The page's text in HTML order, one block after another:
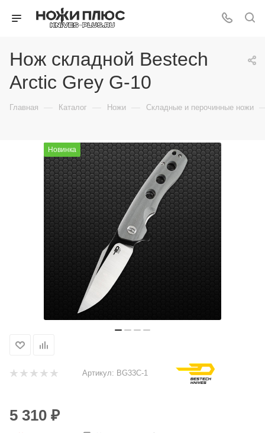
Нож складной Bestech
Arctic Grey G-10
Главная — Каталог — Ножи — Складные и перочинные ножи
Новинка
Артикул: BG33C-1
5 310 ₽